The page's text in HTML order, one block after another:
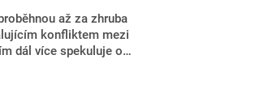
Decroix se také
Spolu či promluvila o
až za zhruba
konfliktem mezi
dál více spekuluje o
vyslat současná
znovu vytahují
(ANO). Jak moc je